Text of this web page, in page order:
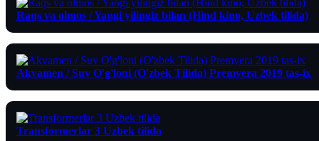
Raqs va olmos / Yangi yilingiz bilan (Hind kino, Uzbek tilida)
Akvamen / Suv O'g'loni (O'zbek Tilida) Premyera 2019 tas-ix
Transformerlar 3 Uzbek tilida